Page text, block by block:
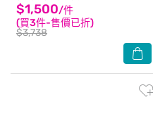
$1,500/件
(買3件-售價已折)
$3,738